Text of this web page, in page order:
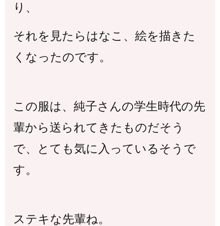
り、
それを見たらはなこ、絵を描きた
くなったのです。
この服は、純子さんの学生時代の先
輩から送られてきたものだそう
で、
とても気に入っているそうで
す。
ステキな先輩ね。